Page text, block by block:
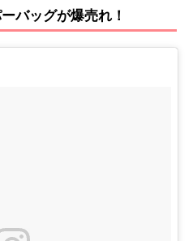
バッグが爆売れ！